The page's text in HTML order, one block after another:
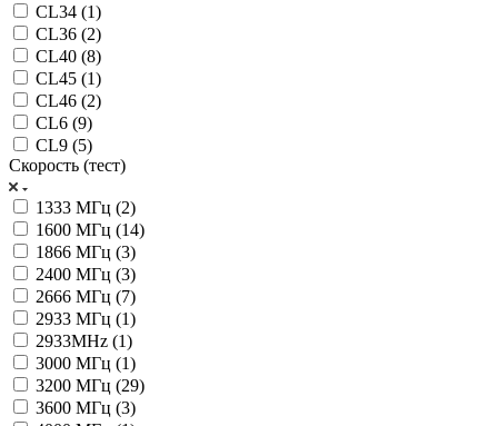
CL34 (1)
CL36 (2)
CL40 (8)
CL45 (1)
CL46 (2)
CL6 (9)
CL9 (5)
Скорость (тест)
1333 МГц (2)
1600 МГц (14)
1866 МГц (3)
2400 МГц (3)
2666 МГц (7)
2933 МГц (1)
2933MHz (1)
3000 МГц (1)
3200 МГц (29)
3600 МГц (3)